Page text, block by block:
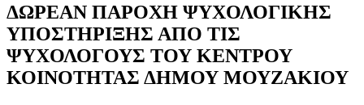
ΔΩΡΕΑΝ ΠΑΡΟΧΗ ΨΥΧΟΛΟΓΙΚΗΣ
ΥΠΟΣΤΗΡΙΞΗΣ ΑΠΟ ΤΙΣ
ΨΥΧΟΛΟΓΟΥΣ ΤΟΥ ΚΕΝΤΡΟΥ
ΚΟΙΝΟΤΗΤΑΣ ΔΗΜΟΥ ΜΟΥΖΑΚΙΟΥ